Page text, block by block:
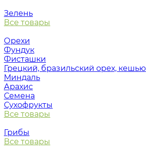
Зелень
Все товары
Орехи
Фундук
Фисташки
Грецкий, бразильский орех, кешью
Миндаль
Арахис
Семена
Сухофрукты
Все товары
Грибы
Все товары